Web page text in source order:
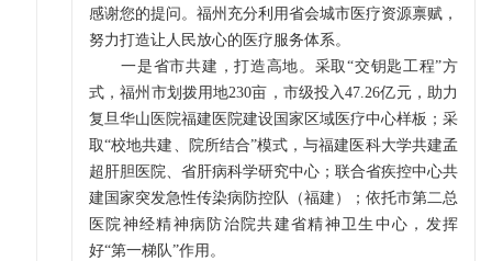
感谢您的提问。福州充分利用省会城市医疗资源禀赋，
努力打造让人民放心的医疗服务体系。
一是省市共建，打造高地。采取“交钥匙工程”方
式，福州市划拨用地230亩，市级投入47.26亿元，助力
复旦华山医院福建医院建设国家区域医疗中心样板；采
取“校地共建、院所结合”模式，与福建医科大学共建孟
超肝胆医院、省肝病科学研究中心；联合省疾控中心共
建国家突发急性传染病防控队（福建）；依托市第二总
医院神经精神病防治院共建省精神卫生中心，发挥
好“第一梯队”作用。